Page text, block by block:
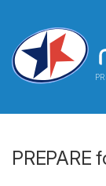
PREPARE